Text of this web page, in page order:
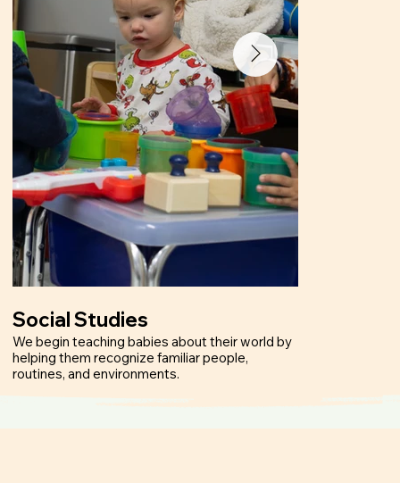
curiosidad y el crecimiento natural de cada niño, ofreciendo actividades
atractivas que fomentan su desarrollo de forma significativa. Haga clic en
las imágenes para descubrir cómo apoyamos su crecimiento y
desarrollo.
Social Studies
We begin teaching babies about their world by
helping them recognize familiar people,
routines, and environments.